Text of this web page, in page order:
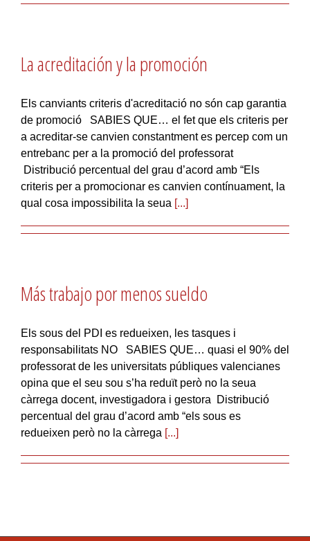
La acreditación y la promoción
Els canviants criteris d'acreditació no són cap garantia
de promoció SABIES QUE… el fet que els criteris per
a acreditar-se canvien constantment es percep com un
entrebanc per a la promoció del professorat
Distribució percentual del grau d’acord amb “Els
criteris per a promocionar es canvien contínuament, la
qual cosa impossibilita la seua [...]
Más trabajo por menos sueldo
Els sous del PDI es redueixen, les tasques i
responsabilitats NO SABIES QUE… quasi el 90% del
professorat de les universitats públiques valencianes
opina que el seu sou s’ha reduït però no la seua
càrrega docent, investigadora i gestora Distribució
percentual del grau d’acord amb “els sous es
redueixen però no la càrrega [...]